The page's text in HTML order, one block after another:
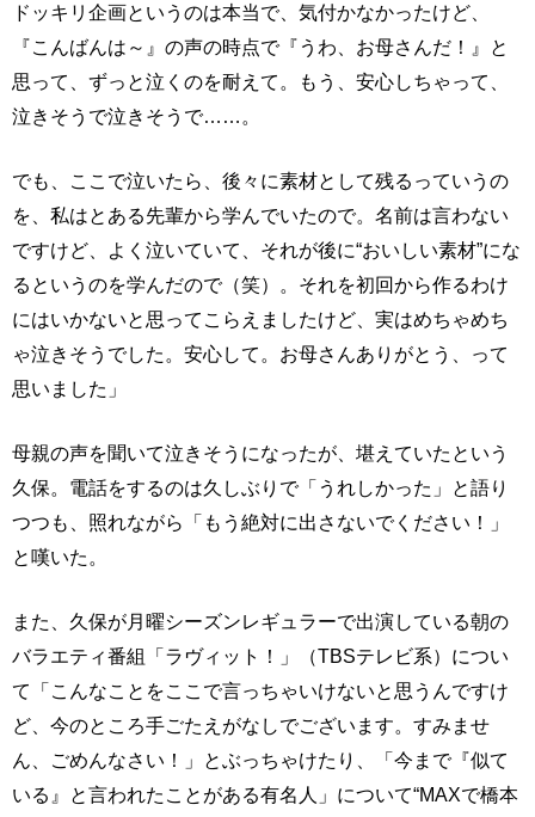
ドッキリ企画というのは本当で、気付かなかったけど、
『こんばんは～』の声の時点で『うわ、お母さんだ！』と
思って、ずっと泣くのを耐えて。もう、安心しちゃって、
泣きそうで泣きそうで……。
でも、ここで泣いたら、後々に素材として残るっていうの
を、私はとある先輩から学んでいたので。名前は言わない
ですけど、よく泣いていて、それが後に“おいしい素材”にな
るというのを学んだので（笑）。それを初回から作るわけ
にはいかないと思ってこらえましたけど、実はめちゃめち
ゃ泣きそうでした。安心して。お母さんありがとう、って
思いました」
母親の声を聞いて泣きそうになったが、堪えていたという
久保。電話をするのは久しぶりで「うれしかった」と語り
つつも、照れながら「もう絶対に出さないでください！」
と嘆いた。
また、久保が月曜シーズンレギュラーで出演している朝の
バラエティ番組「ラヴィット！」（TBSテレビ系）につい
て「こんなことをここで言っちゃいけないと思うんですけ
ど、今のところ手ごたえがなしでございます。すみませ
ん、ごめんなさい！」とぶっちゃけたり、「今まで『似て
いる』と言われたことがある有名人」について“MAXで橋本